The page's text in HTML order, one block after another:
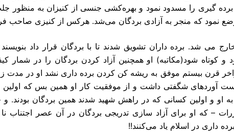
برده گیرى را مسدود نمود و بهره‌کشى جنسى از کنیزان به منظور
وضع نمود که منجر به آزادى بردگان مى‌شد. هرکس از کنیزى صاحب
مى شد. برده داران تشویق شدند تا با بردگان قرار داد بنویسند
کوتاه شود(مکاتبه) او همچنین آزاد کردن بردگان را در شمار
قرن بیستم موفق به ریشه کن کردن برده دارى نشد او در مدت
دست آورد‌هاى شگفتى داشت و از موفقیت کار او همین بس که
به او و اولین کسانى که در راهش شهید شدند همین بردگان بودند.
– که او براى آزاد سازى تدریجى بردگان در آن عصر اجتناب نا
دارى در اسلام یاد مى‌کنند!!